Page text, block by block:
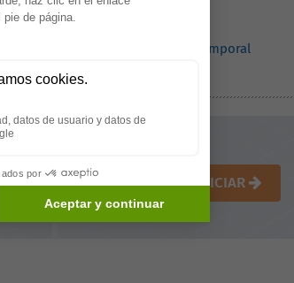
RESIDENCIA DE MAYORES
Alojamiento permanente y temporal
de ancianos
con precios y
INICIAR